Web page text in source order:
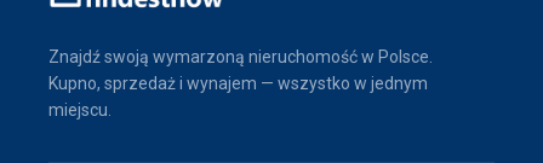
Znajdź swoją wymarzoną nieruchomość w Polsce.
Kupno, sprzedaż i wynajem — wszystko w jednym
miejscu.